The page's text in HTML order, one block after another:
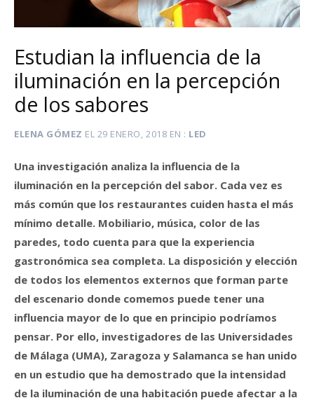
Estudian la influencia de la
iluminación en la percepción
de los sabores
ELENA GÓMEZ EL 29 ENERO, 2018 EN LED
Una investigación analiza la influencia de la
iluminación en la percepción del sabor. Cada vez es
más común que los restaurantes cuiden hasta el más
mínimo detalle. Mobiliario, música, color de las
paredes, todo cuenta para que la experiencia
gastronómica sea completa. La disposición y elección
de todos los elementos externos que forman parte
del escenario donde comemos puede tener una
influencia mayor de lo que en principio podríamos
pensar. Por ello, investigadores de las Universidades
de Málaga (UMA), Zaragoza y Salamanca se han unido
en un estudio que ha demostrado que la intensidad
de la iluminación de una habitación puede afectar a la